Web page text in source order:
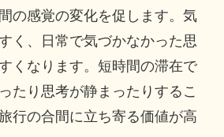
の感覚の変化を促します。気
く、日常で気づかなかった思
くなります。短時間の滞在で
たり思考が静まったりするこ
行の合間に立ち寄る価値が高